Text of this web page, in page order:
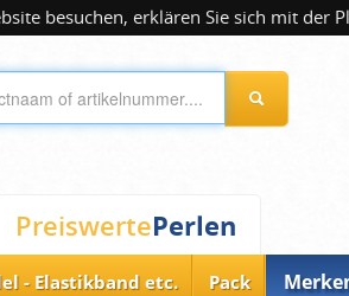
besuchen, erklären Sie sich mit der
PreiswertePerlen
- Elastikband etc. Pack